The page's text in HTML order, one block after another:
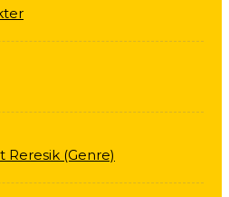
(Genre)